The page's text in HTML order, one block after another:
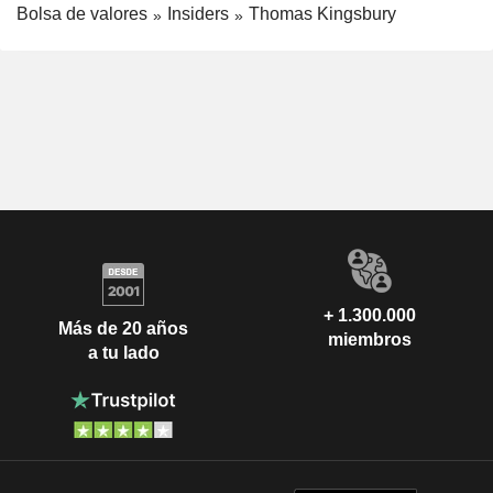
Bolsa de valores Insiders Thomas Kingsbury
Más de 20 años
a tu lado
+ 1.300.000
miembros